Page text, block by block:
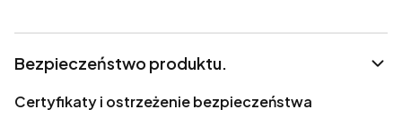
Bezpieczeństwo produktu.
Certyfikaty i ostrzeżenie bezpieczeństwa